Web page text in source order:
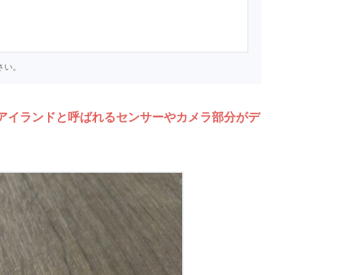
。
イランドと呼ばれるセンサーやカメラ部分がデ